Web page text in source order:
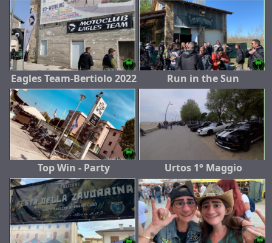
Eagles Team-Bertiolo 2022 Run in the Sun
Top Win - Party Urtos 1° Maggio